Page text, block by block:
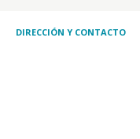
DIRECCIÓN Y CONTACTO